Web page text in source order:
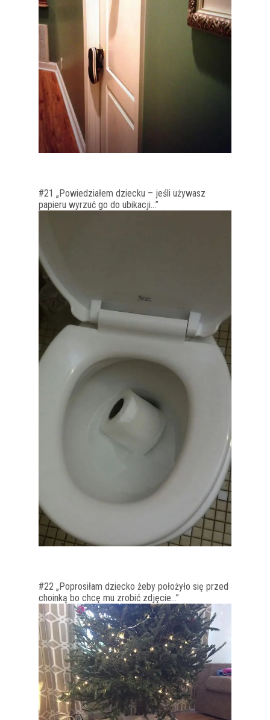
#21 „Powiedziałem dziecku – jeśli używasz
papieru wyrzuć go do ubikacji…”
#22 „Poprosiłam dziecko żeby położyło się przed
choinką bo chcę mu zrobić zdjęcie…”